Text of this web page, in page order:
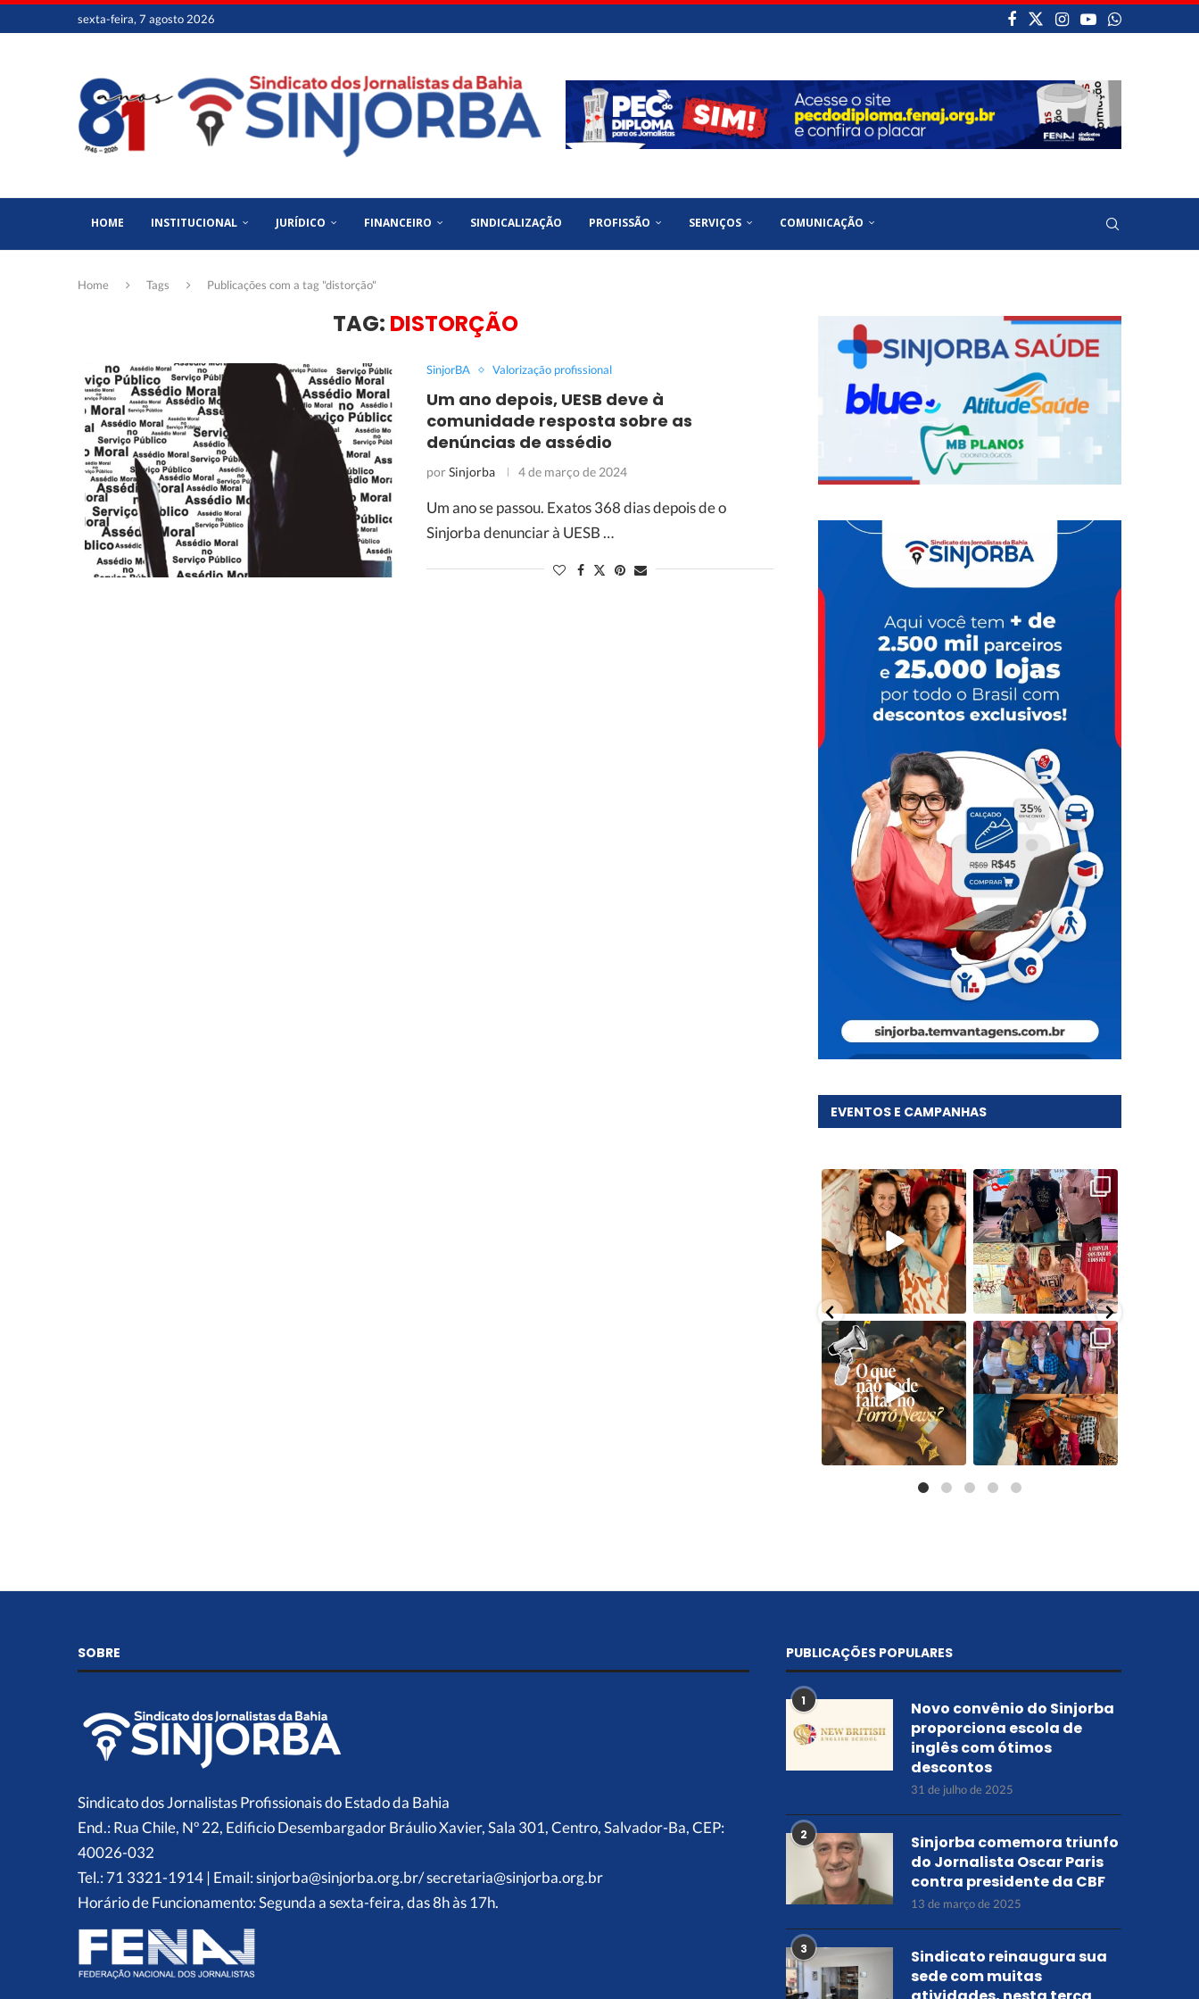
sexta-feira, 7 agosto 2026
HOME INSTITUCIONAL JURÍDICO FINANCEIRO SINDICALIZAÇÃO PROFISSÃO SERVIÇOS COMUNICAÇÃO
Home Tags Publicações com a tag "distorção"
TAG: DISTORÇÃO
SinjorBA Valorização profissional
Um ano depois, UESB deve à
comunidade resposta sobre as
denúncias de assédio
porSinjorba 4 de março de 2024
Um ano se passou. Exatos 368 dias depois de o
Sinjorba denunciar à UESB …
EVENTOS E CAMPANHAS
SOBRE
Sindicato dos Jornalistas Profissionais do Estado da Bahia
End.: Rua Chile, Nº 22, Edificio Desembargador Bráulio Xavier, Sala 301, Centro, Salvador-Ba, CEP:
40026-032
Tel.: 71 3321-1914 | Email: sinjorba@sinjorba.org.br/ secretaria@sinjorba.org.br
Horário de Funcionamento: Segunda a sexta-feira, das 8h às 17h.
PUBLICAÇÕES POPULARES
1
Novo convênio do Sinjorba
proporciona escola de
inglês com ótimos
descontos
31 de julho de 2025
2
Sinjorba comemora triunfo
do Jornalista Oscar Paris
contra presidente da CBF
13 de março de 2025
3
Sindicato reinaugura sua
sede com muitas